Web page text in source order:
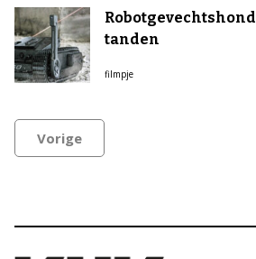
tanden
filmpje
Vorige